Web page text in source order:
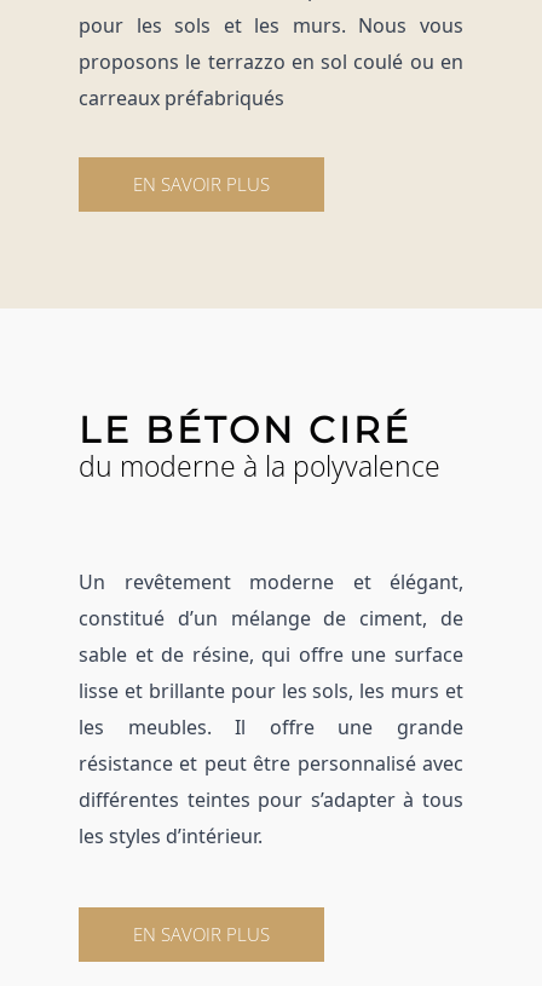
pour les sols et les murs. Nous vous
proposons le terrazzo en sol coulé ou en
carreaux préfabriqués
EN SAVOIR PLUS
LE BÉTON CIRÉ
du moderne à la polyvalence
Un revêtement moderne et élégant,
constitué d’un mélange de ciment, de
sable et de résine, qui offre une surface
lisse et brillante pour les sols, les murs et
les meubles.Il offre une grande
résistance et peut être personnalisé avec
différentes teintes pour s’adapter à tous
les styles d’intérieur.
EN SAVOIR PLUS